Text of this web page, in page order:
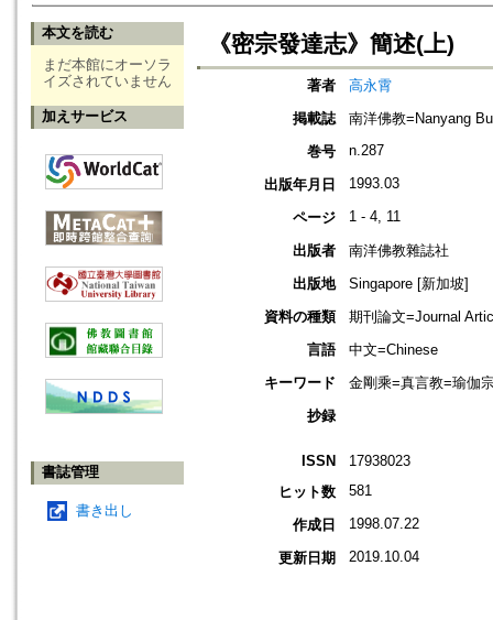
本文を読む
まだ本館にオーソラ
イズされていません
加えサービス
書誌管理
書き出し
《密宗發達志》簡述(上)
著者
高永霄
掲載誌
南洋佛教=Nanyang
巻号
n.287
出版年月日 1993.03
ページ 1 - 4, 11
出版者
南洋佛教雜誌社
出版地
Singapore [新加坡]
資料の種類
期刊論文=Journal
言語
中文=Chinese
キーワード
金剛乘=真言教=瑜伽
抄録
ISSN
17938023
ヒット数
581
作成日 1998.07.22
更新日期 2019.10.04